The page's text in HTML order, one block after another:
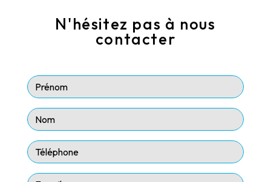
N'hésitez pas à nous
contacter